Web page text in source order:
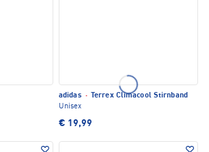
adidas ·
Terrex Climacool Stirnband
Unisex
€ 19,99